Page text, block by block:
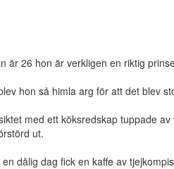
är 26 hon är verkligen en riktig
hon så himla arg för att det blev
med ett köksredskap tuppade
ut.
dålig dag fick en kaffe av